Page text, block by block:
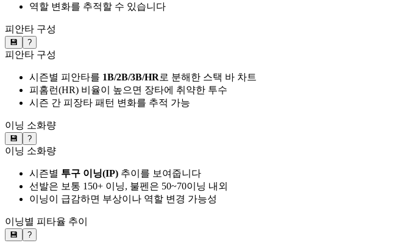
역할 변화를 추적할 수 있습니다
피안타 구성
💾 ?
피안타 구성
시즌별 피안타를 1B/2B/3B/HR로 분해한 스택 바 차트
피홈런(HR) 비율이 높으면 장타에 취약한 투수
시즌 간 피장타 패턴 변화를 추적 가능
이닝 소화량
💾 ?
이닝 소화량
시즌별 투구 이닝(IP) 추이를 보여줍니다
선발은 보통 150+ 이닝, 불펜은 50~70이닝 내외
이닝이 급감하면 부상이나 역할 변경 가능성
이닝별 피타율 추이
💾 ?